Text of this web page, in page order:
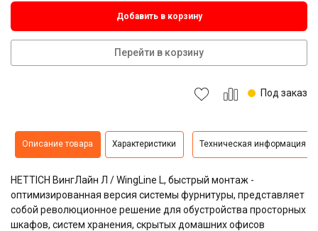
Добавить в корзину
Перейти в корзину
Под заказ
Описание товара Характеристики Техническая информация
HETTICH ВингЛайн Л / WingLine L, быстрый монтаж -
оптимизированная версия системы фурнитуры, представляет
собой революционное решение для обустройства просторных
шкафов, систем хранения, скрытых домашних офисов